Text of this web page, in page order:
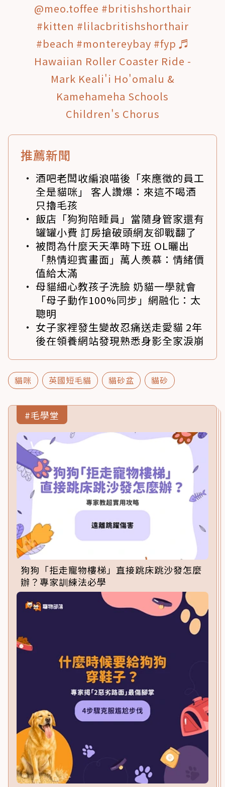
@meo.toffee #britishshorthair
#kitten #lilacbritishshorthair
#beach #montereybay #fyp ♬
Hawaiian Roller Coaster Ride -
Mark Keali'i Ho'omalu &
Kamehameha Schools
Children's Chorus
推薦新聞
酒吧老闆收編浪喵後「來應徵的員工
全是貓咪」 客人讚爆：來這不喝酒
只擼毛孩
飯店「狗狗陪睡員」當隨身管家還有
罐罐小費 訂房搶破頭網友卻戰翻了
被問為什麼天天準時下班 OL曬出
「熱情迎賓畫面」萬人羨慕：情緒價
值給太滿
母貓細心教孩子洗臉 奶貓一學就會
「母子動作100%同步」網融化：太
聰明
女子家裡發生變故忍痛送走愛貓 2年
後在領養網站發現熟悉身影全家淚崩
貓咪 英國短毛貓 貓砂盆 貓砂
#毛學堂
狗狗「拒走寵物樓梯」直接跳床跳沙發怎麼
辦？專家訓練法必學